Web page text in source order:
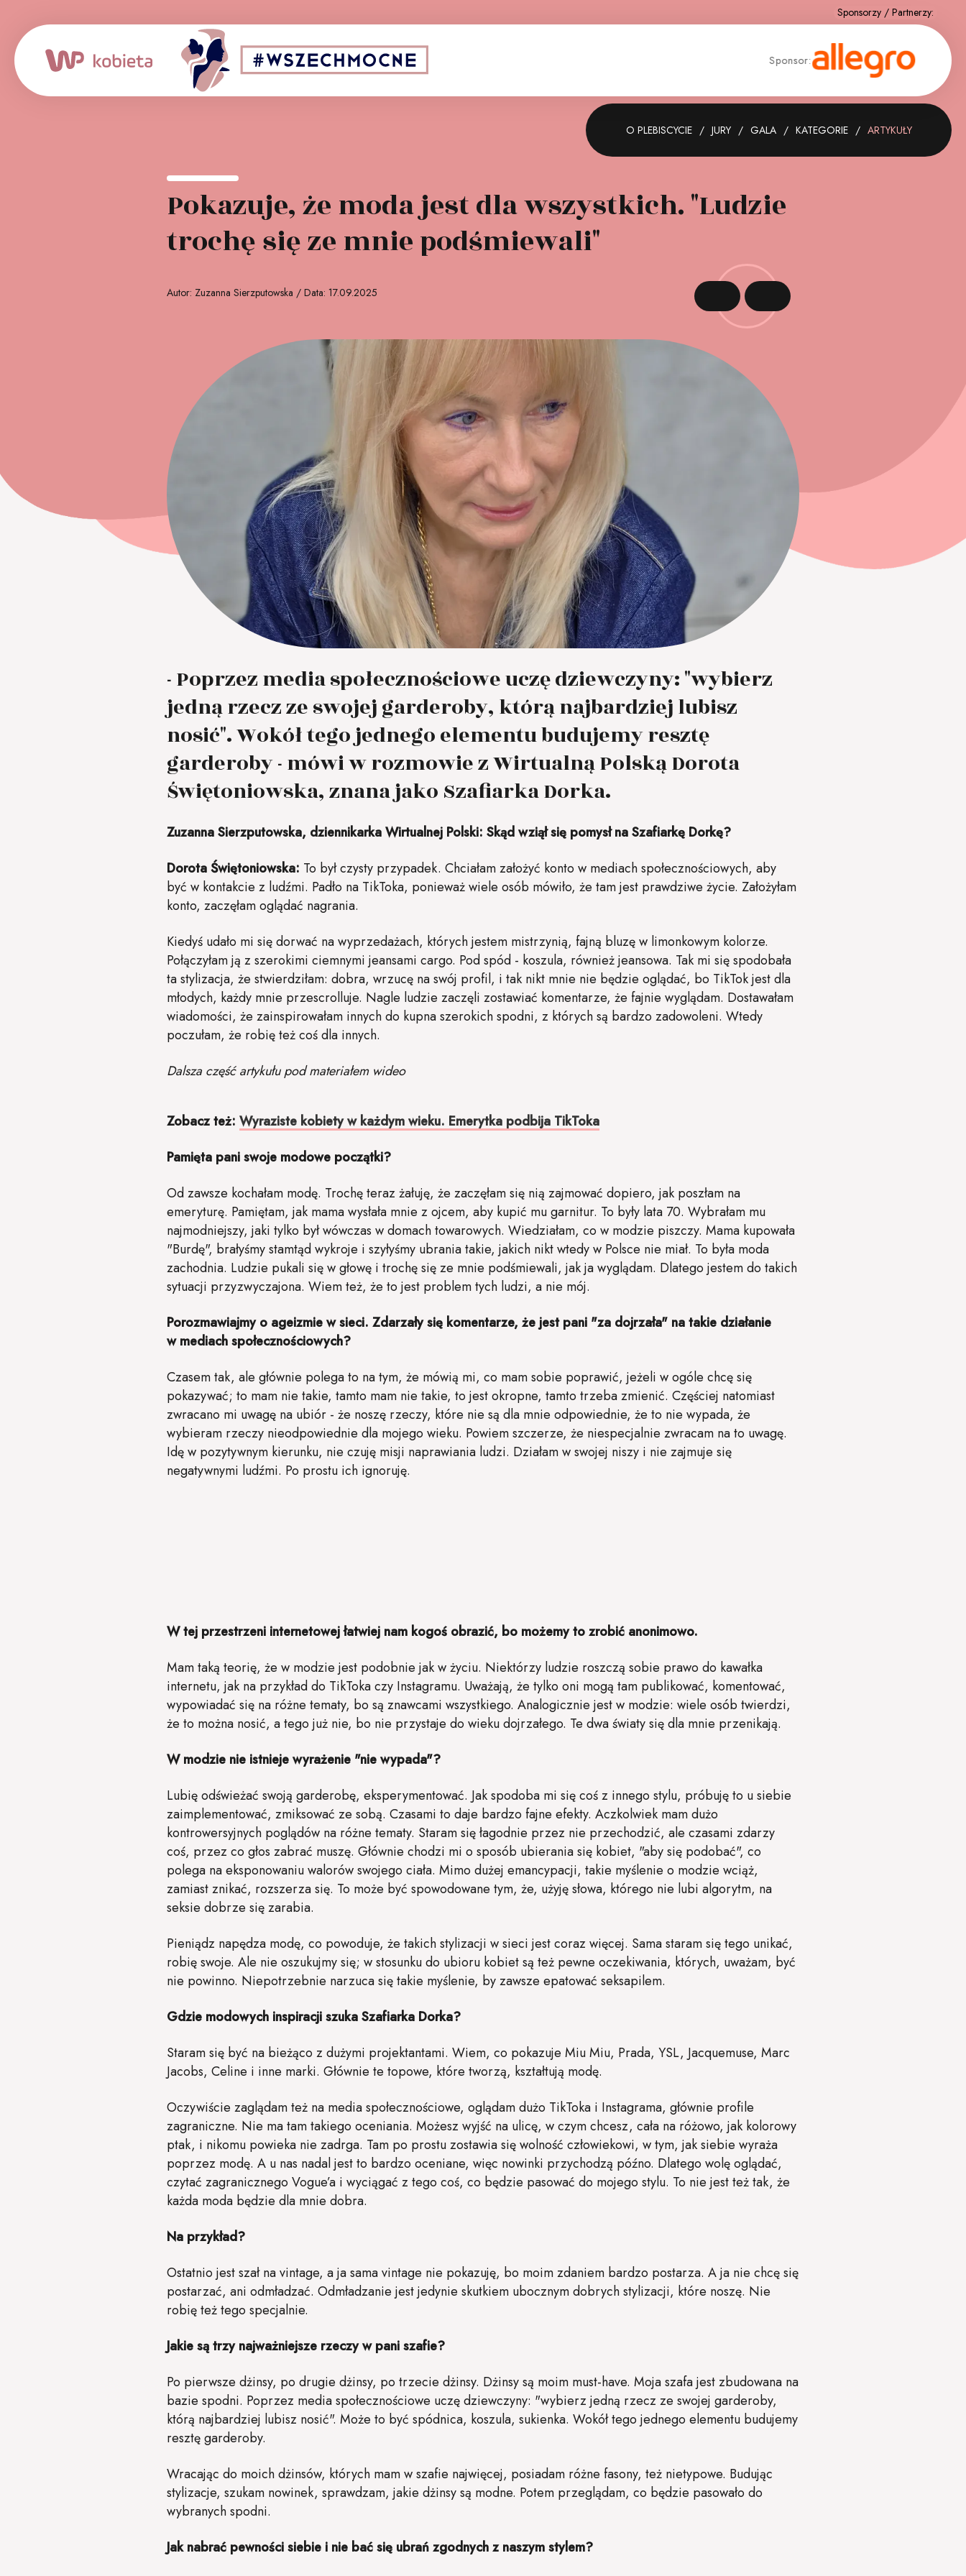
medialny: Sponsor strategiczny:
O PLEBISCYCIE JURY GALA KATEGORIE ARTYKUŁY
Pokazuje, że moda jest dla wszystkich. "Ludzie
trochę się ze mnie podśmiewali"
Autor: Zuzanna Sierzputowska / Data: 17.09.2025
- Poprzez media społecznościowe uczę dziewczyny: "wybierz
jedną rzecz ze swojej garderoby, którą najbardziej lubisz
nosić". Wokół tego jednego elementu budujemy resztę
garderoby - mówi w rozmowie z Wirtualną Polską Dorota
Świętoniowska, znana jako Szafiarka Dorka.
Zuzanna Sierzputowska, dziennikarka Wirtualnej Polski: Skąd wziął się pomysł na Szafiarkę Dorkę?
Dorota Świętoniowska: To był czysty przypadek. Chciałam założyć konto w mediach społecznościowych, aby
być w kontakcie z ludźmi. Padło na TikToka, ponieważ wiele osób mówiło, że tam jest prawdziwe życie. Założyłam
konto, zaczęłam oglądać nagrania.
Kiedyś udało mi się dorwać na wyprzedażach, których jestem mistrzynią, fajną bluzę w limonkowym kolorze.
Połączyłam ją z szerokimi ciemnymi jeansami cargo. Pod spód - koszula, również jeansowa. Tak mi się spodobała
ta stylizacja, że stwierdziłam: dobra, wrzucę na swój profil, i tak nikt mnie nie będzie oglądać, bo TikTok jest dla
młodych, każdy mnie przescrolluje. Nagle ludzie zaczęli zostawiać komentarze, że fajnie wyglądam. Dostawałam
wiadomości, że zainspirowałam innych do kupna szerokich spodni, z których są bardzo zadowoleni. Wtedy
poczułam, że robię też coś dla innych.
Dalsza część artykułu pod materiałem wideo
Zobacz też: Wyraziste kobiety w każdym wieku. Emerytka podbija TikToka
Pamięta pani swoje modowe początki?
Od zawsze kochałam modę. Trochę teraz żałuję, że zaczęłam się nią zajmować dopiero, jak poszłam na
emeryturę. Pamiętam, jak mama wysłała mnie z ojcem, aby kupić mu garnitur. To były lata 70. Wybrałam mu
najmodniejszy, jaki tylko był wówczas w domach towarowych. Wiedziałam, co w modzie piszczy. Mama kupowała
"Burdę", brałyśmy stamtąd wykroje i szyłyśmy ubrania takie, jakich nikt wtedy w Polsce nie miał. To była moda
zachodnia. Ludzie pukali się w głowę i trochę się ze mnie podśmiewali, jak ja wyglądam. Dlatego jestem do takich
sytuacji przyzwyczajona. Wiem też, że to jest problem tych ludzi, a nie mój.
Porozmawiajmy o ageizmie w sieci. Zdarzały się komentarze, że jest pani "za dojrzała" na takie działanie
w mediach społecznościowych?
Czasem tak, ale głównie polega to na tym, że mówią mi, co mam sobie poprawić, jeżeli w ogóle chcę się
pokazywać; to mam nie takie, tamto mam nie takie, to jest okropne, tamto trzeba zmienić. Częściej natomiast
zwracano mi uwagę na ubiór - że noszę rzeczy, które nie są dla mnie odpowiednie, że to nie wypada, że
wybieram rzeczy nieodpowiednie dla mojego wieku. Powiem szczerze, że niespecjalnie zwracam na to uwagę.
Idę w pozytywnym kierunku, nie czuję misji naprawiania ludzi. Działam w swojej niszy i nie zajmuje się
negatywnymi ludźmi. Po prostu ich ignoruję.
W tej przestrzeni internetowej łatwiej nam kogoś obrazić, bo możemy to zrobić anonimowo.
Mam taką teorię, że w modzie jest podobnie jak w życiu. Niektórzy ludzie roszczą sobie prawo do kawałka
internetu, jak na przykład do TikToka czy Instagramu. Uważają, że tylko oni mogą tam publikować, komentować,
wypowiadać się na różne tematy, bo są znawcami wszystkiego. Analogicznie jest w modzie: wiele osób twierdzi,
że to można nosić, a tego już nie, bo nie przystaje do wieku dojrzałego. Te dwa światy się dla mnie przenikają.
W modzie nie istnieje wyrażenie "nie wypada"?
Lubię odświeżać swoją garderobę, eksperymentować. Jak spodoba mi się coś z innego stylu, próbuję to u siebie
zaimplementować, zmiksować ze sobą. Czasami to daje bardzo fajne efekty. Aczkolwiek mam dużo
kontrowersyjnych poglądów na różne tematy. Staram się łagodnie przez nie przechodzić, ale czasami zdarzy
coś, przez co głos zabrać muszę. Głównie chodzi mi o sposób ubierania się kobiet, "aby się podobać", co
polega na eksponowaniu walorów swojego ciała. Mimo dużej emancypacji, takie myślenie o modzie wciąż,
zamiast znikać, rozszerza się. To może być spowodowane tym, że, użyję słowa, którego nie lubi algorytm, na
seksie dobrze się zarabia.
Pieniądz napędza modę, co powoduje, że takich stylizacji w sieci jest coraz więcej. Sama staram się tego unikać,
robię swoje. Ale nie oszukujmy się; w stosunku do ubioru kobiet są też pewne oczekiwania, których, uważam, być
nie powinno. Niepotrzebnie narzuca się takie myślenie, by zawsze epatować seksapilem.
Gdzie modowych inspiracji szuka Szafiarka Dorka?
Staram się być na bieżąco z dużymi projektantami. Wiem, co pokazuje Miu Miu, Prada, YSL, Jacquemuse, Marc
Jacobs, Celine i inne marki. Głównie te topowe, które tworzą, kształtują modę.
Oczywiście zaglądam też na media społecznościowe, oglądam dużo TikToka i Instagrama, głównie profile
zagraniczne. Nie ma tam takiego oceniania. Możesz wyjść na ulicę, w czym chcesz, cała na różowo, jak kolorowy
ptak, i nikomu powieka nie zadrga. Tam po prostu zostawia się wolność człowiekowi, w tym, jak siebie wyraża
poprzez modę. A u nas nadal jest to bardzo oceniane, więc nowinki przychodzą późno. Dlatego wolę oglądać,
czytać zagranicznego Vogue’a i wyciągać z tego coś, co będzie pasować do mojego stylu. To nie jest też tak, że
każda moda będzie dla mnie dobra.
Na przykład?
Ostatnio jest szał na vintage, a ja sama vintage nie pokazuję, bo moim zdaniem bardzo postarza. A ja nie chcę się
postarzać, ani odmładzać. Odmładzanie jest jedynie skutkiem ubocznym dobrych stylizacji, które noszę. Nie
robię też tego specjalnie.
Jakie są trzy najważniejsze rzeczy w pani szafie?
Po pierwsze dżinsy, po drugie dżinsy, po trzecie dżinsy. Dżinsy są moim must-have. Moja szafa jest zbudowana na
bazie spodni. Poprzez media społecznościowe uczę dziewczyny: "wybierz jedną rzecz ze swojej garderoby,
którą najbardziej lubisz nosić". Może to być spódnica, koszula, sukienka. Wokół tego jednego elementu budujemy
resztę garderoby.
Wracając do moich dżinsów, których mam w szafie najwięcej, posiadam różne fasony, też nietypowe. Budując
stylizacje, szukam nowinek, sprawdzam, jakie dżinsy są modne. Potem przeglądam, co będzie pasowało do
wybranych spodni.
Jak nabrać pewności siebie i nie bać się ubrań zgodnych z naszym stylem?